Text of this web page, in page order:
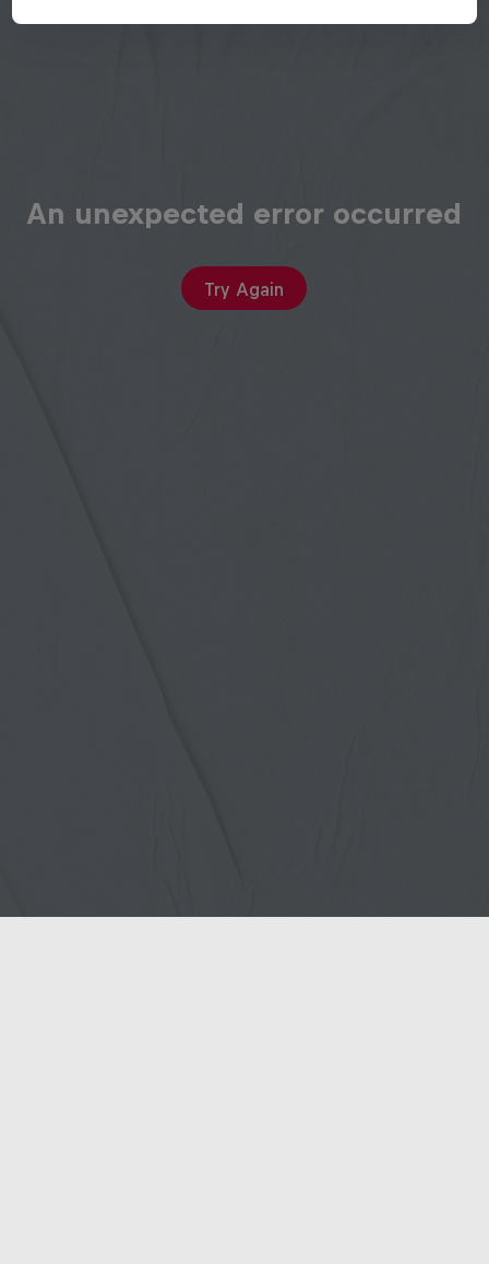
An unexpected error occurred
Try Again